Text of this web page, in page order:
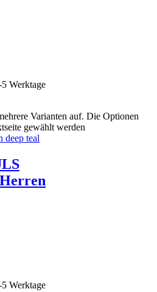
Werktage
Varianten auf. Die Optionen
gewählt werden
Werktage